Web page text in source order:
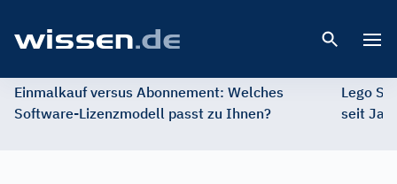
Einmalkauf versus Abonnement: Welches
Software-Lizenzmodell passt zu Ihnen?
Lego
seit